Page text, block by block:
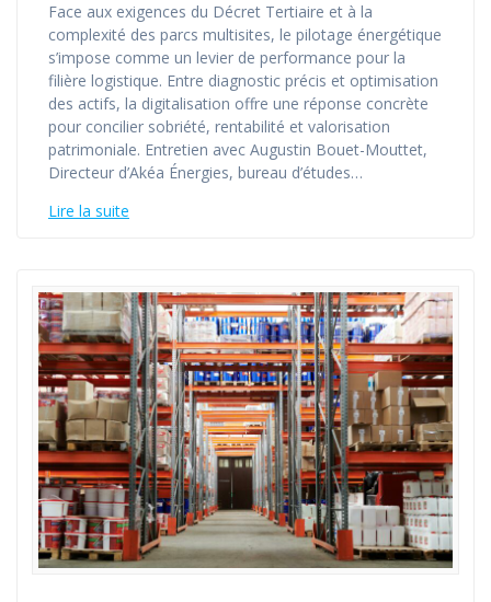
Face aux exigences du Décret Tertiaire et à la
complexité des parcs multisites, le pilotage énergétique
s’impose comme un levier de performance pour la
filière logistique. Entre diagnostic précis et optimisation
des actifs, la digitalisation offre une réponse concrète
pour concilier sobriété, rentabilité et valorisation
patrimoniale. Entretien avec Augustin Bouet-Mouttet,
Directeur d’Akéa Énergies, bureau d’études…
Lire la suite